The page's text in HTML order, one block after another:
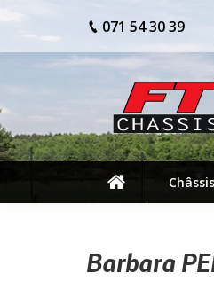
071 54 30 39
Châssis
Barbara